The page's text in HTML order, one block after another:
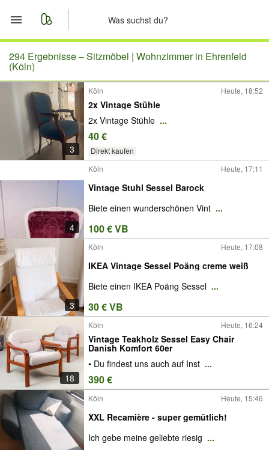
Start
Merkliste
Nachrichten
Anzeige aufgeben
294 Ergebnisse –Sitzmöbel | Wohnzimmer in Ehrenfeld
(Köln)
3
Köln Heute, 18:52
2x Vintage Stühle
2x Vintage Stühle ...
40 €
Direkt kaufen
4
Köln Heute, 17:11
Vintage Stuhl Sessel Barock
Biete einen wunderschönen Vint ...
100 € VB
3
Köln Heute, 17:08
IKEA Vintage Sessel Poäng creme weiß
Biete einen IKEA Poäng Sessel ...
30 € VB
18
Köln Heute, 16:24
Vintage Teakholz Sessel Easy Chair
Danish Komfort 60er
• Du findest uns auch auf Inst ...
390 €
Köln Heute, 15:46
XXL Recamière - super gemütlich!
Ich gebe meine geliebte riesig ...